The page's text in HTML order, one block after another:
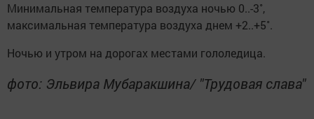
Минимальная температура воздуха ночью 0..-3˚,
максимальная температура воздуха днем +2..+5˚.
Ночью и утром на дорогах местами гололедица.
фото: Эльвира Мубаракшина/ "Трудовая слава"